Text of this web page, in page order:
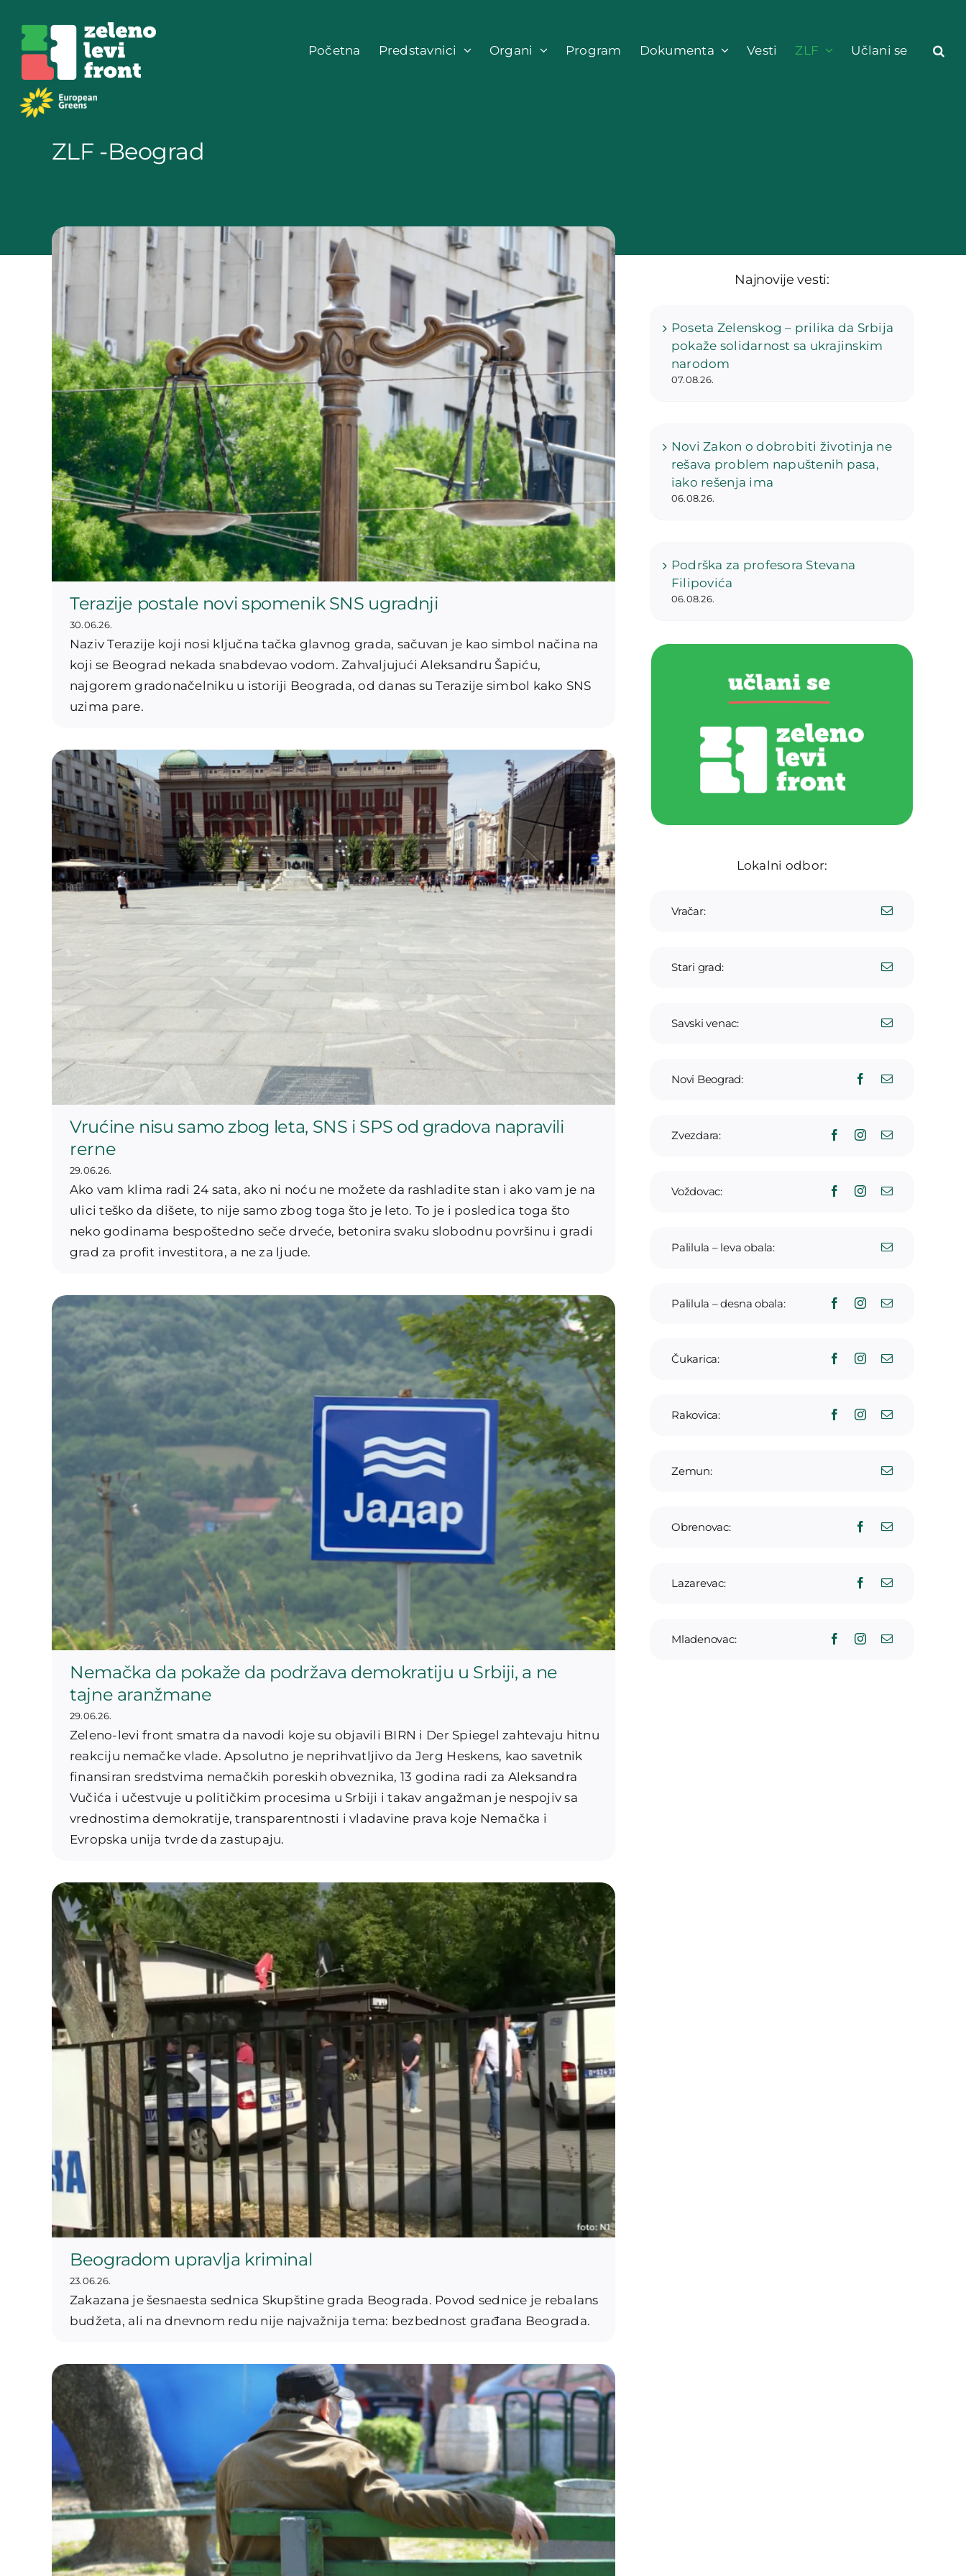
content
Početna Predstavnici Organi Program Dokumenta Vesti ZLF Učlani se
ZLF -Beograd
Terazije postale novi spomenik SNS ugradnji
30.06.26.
Naziv Terazije koji nosi ključna tačka glavnog grada, sačuvan je kao simbol načina na
koji se Beograd nekada snabdevao vodom. Zahvaljujući Aleksandru Šapiću,
najgorem gradonačelniku u istoriji Beograda, od danas su Terazije simbol kako SNS
uzima pare.
Vrućine nisu samo zbog leta, SNS i SPS od gradova napravili
rerne
29.06.26.
Ako vam klima radi 24 sata, ako ni noću ne možete da rashladite stan i ako vam je na
ulici teško da dišete, to nije samo zbog toga što je leto. To je i posledica toga što
neko godinama bespoštedno seče drveće, betonira svaku slobodnu površinu i gradi
grad za profit investitora, a ne za ljude.
Nemačka da pokaže da podržava demokratiju u Srbiji, a ne
tajne aranžmane
29.06.26.
Zeleno-levi front smatra da navodi koje su objavili BIRN i Der Spiegel zahtevaju hitnu
reakciju nemačke vlade. Apsolutno je neprihvatljivo da Jerg Heskens, kao savetnik
finansiran sredstvima nemačkih poreskih obveznika, 13 godina radi za Aleksandra
Vučića i učestvuje u političkim procesima u Srbiji i takav angažman je nespojiv sa
vrednostima demokratije, transparentnosti i vladavine prava koje Nemačka i
Evropska unija tvrde da zastupaju.
Beogradom upravlja kriminal
23.06.26.
Zakazana je šesnaesta sednica Skupštine grada Beograda. Povod sednice je rebalans
budžeta, ali na dnevnom redu nije najvažnija tema: bezbednost građana Beograda.
Najnovije vesti:
Poseta Zelenskog – prilika da Srbija
pokaže solidarnost sa ukrajinskim
narodom
07.08.26.
Novi Zakon o dobrobiti životinja ne
rešava problem napuštenih pasa,
iako rešenja ima
06.08.26.
Podrška za profesora Stevana
Filipovića
06.08.26.
Lokalni odbor:
Vračar:
Stari grad:
Savski venac:
Novi Beograd:
Zvezdara:
Voždovac:
Palilula – leva obala:
Palilula – desna obala:
Čukarica:
Rakovica:
Zemun:
Obrenovac:
Lazarevac:
Mladenovac: